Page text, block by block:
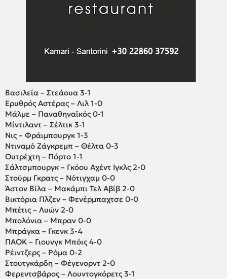
Βασιλεία – Στεάουα 3-1
Ερυθρός Αστέρας – Λιλ 1-0
Μάλμε – Παναθηναϊκός 0-1
Μίντιλαντ – Σέλτικ 3-1
Νις – Φράιμπουργκ 1-3
Ντιναμό Ζάγκρεμπ – Θέλτα 0-3
Ουτρέχτη – Πόρτο 1-1
Σάλτσμπουργκ – Γκόου Αχέντ Ιγκλς 2-0
Στούρμ Γκρατς – Νότιγχαμ 0-0
Άστον Βίλα – Μακάμπι Τελ Αβίβ 2-0
Βικτόρια Πλζεν – Φενέρμπαχτσε 0-0
Μπέτις – Λυών 2-0
Μπολόνια – Μπραν 0-0
Μπράγκα – Γκενκ 3-4
ΠΑΟΚ – Γιουνγκ Μπόις 4-0
Ρέιντζερς – Ρόμα 0-2
Στουτγκάρδη – Φέγενορντ 2-0
Φερεντσβάρος – Λουντογκόρετς 3-1